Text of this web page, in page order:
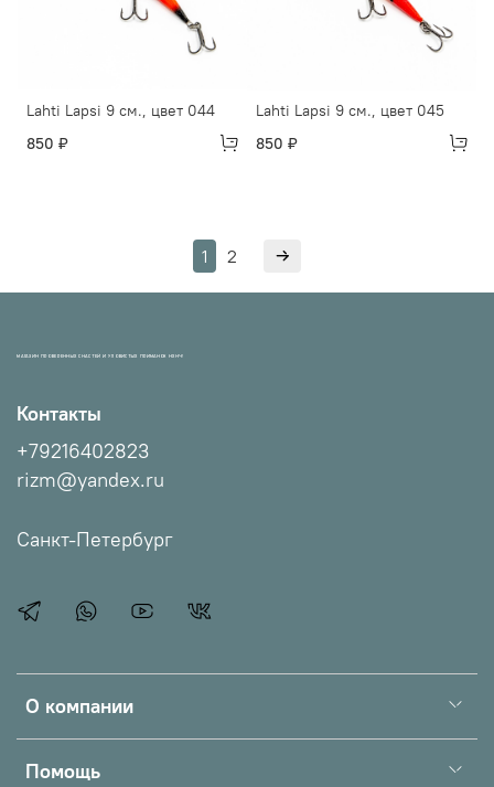
Lahti Lapsi 9 см., цвет 044
850 ₽
Lahti Lapsi 9 см., цвет 045
850 ₽
1 2
МАГАЗИН ПРОВЕРЕННЫХ СНАСТЕЙ И УЛОВИСТЫХ ПРИМАНОК НХНЧ!
О компании
Помощь
Контакты
+79216402823
rizm@yandex.ru
Санкт-Петербург